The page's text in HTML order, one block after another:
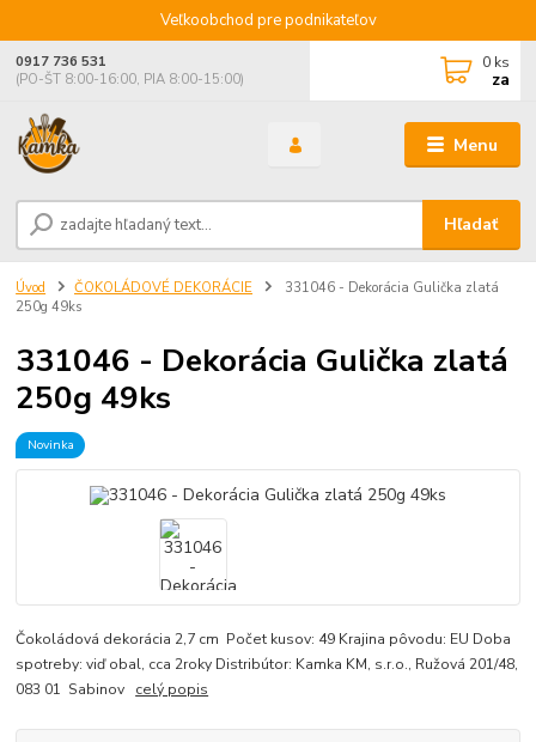
Veľkoobchod pre podnikateľov
Menu
Hľadať
0917 736 531
(PO-ŠT 8:00-16:00, PIA 8:00-15:00)
0 ks
za
Úvod ČOKOLÁDOVÉ DEKORÁCIE
331046 - Dekorácia Gulička zlatá
250g 49ks
331046 - Dekorácia Gulička zlatá
250g 49ks
Novinka
Čokoládová dekorácia 2,7 cm Počet kusov: 49 Krajina pôvodu: EU Doba
spotreby: viď obal, cca 2roky Distribútor: Kamka KM, s.r.o., Ružová 201/48,
083 01 Sabinov celý popis